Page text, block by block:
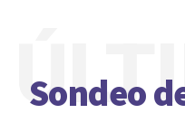
Sondeo